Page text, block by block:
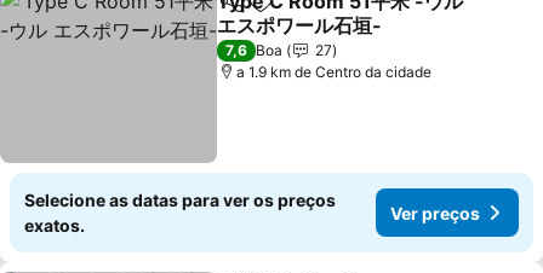
PartilharAdicionar aos favoritos
エスポワール石垣-
Ver preços
7,6 Boa
27
a 1.9 km de Centro da cidade
Selecione as datas para ver os preços
exatos.
Ver preços